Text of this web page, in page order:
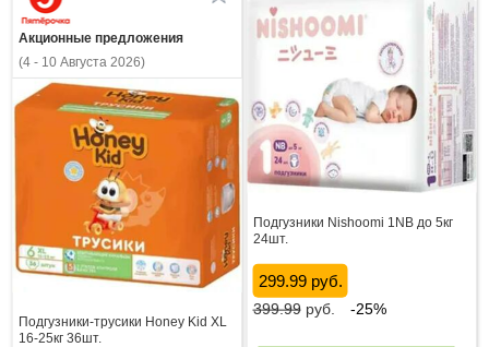
Подгузники Nishoomi 1NB до 5кг
24шт.
299.99 руб.
399.99руб. -25%
Акционные предложения
(4 - 10 Августа 2026)
Подгузники-трусики Honey Kid XL
16-25кг 36шт.